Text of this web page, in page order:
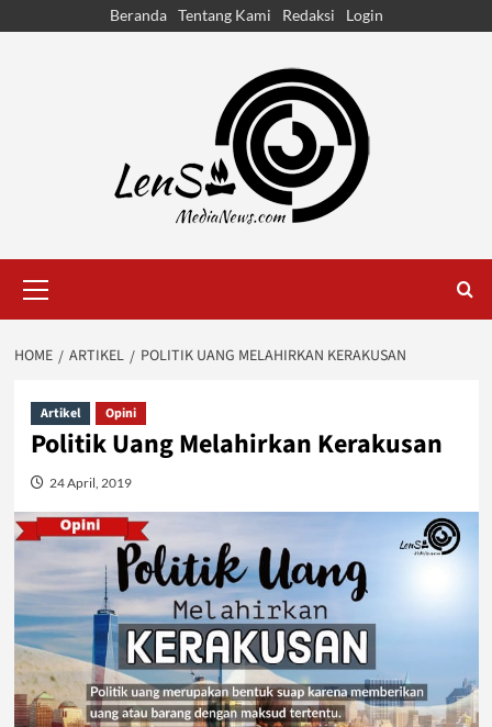
Beranda Tentang Kami Redaksi Login
Menu
HOME ARTIKEL POLITIK UANG MELAHIRKAN KERAKUSAN
Artikel Opini
Politik Uang Melahirkan Kerakusan
24 April, 2019